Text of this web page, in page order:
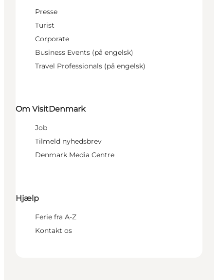
Presse
Turist
Corporate
Business Events (på engelsk)
Travel Professionals (på engelsk)
Om VisitDenmark
Job
Tilmeld nyhedsbrev
Denmark Media Centre
Hjælp
Ferie fra A-Z
Kontakt os